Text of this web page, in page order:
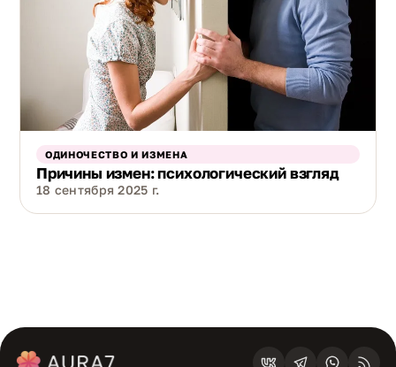
ОДИНОЧЕСТВО И ИЗМЕНА
Причины измен: психологический взгляд
18 сентября 2025 г.